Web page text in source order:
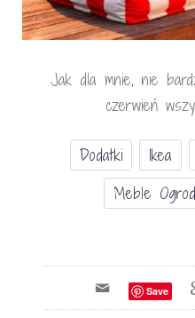
Jak dla mnie, nie
czerwień
Dodatki Ikea
Meble
Save